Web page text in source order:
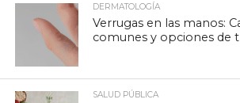
DERMATOLOGÍA
Verrugas en las manos:
comunes y opciones de
SALUD PÚBLICA